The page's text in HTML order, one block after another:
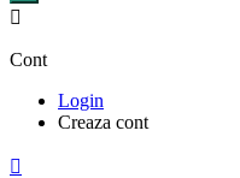

Cont
Login
Creaza cont
